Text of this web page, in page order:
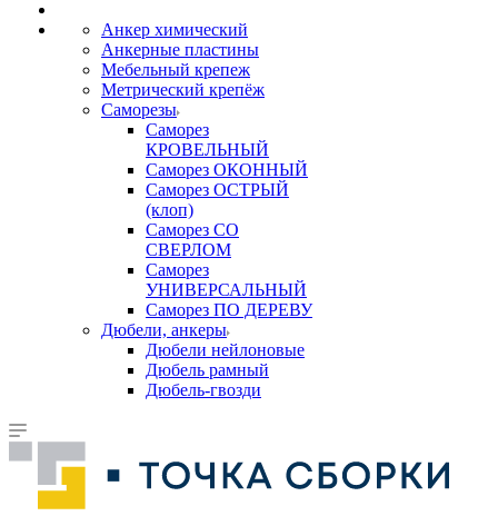
Анкер химический
Анкерные пластины
Мебельный крепеж
Метрический крепёж
Саморезы
Саморез
КРОВЕЛЬНЫЙ
Саморез ОКОННЫЙ
Саморез ОСТРЫЙ
(клоп)
Саморез СО
СВЕРЛОМ
Саморез
УНИВЕРСАЛЬНЫЙ
Саморез ПО ДЕРЕВУ
Дюбели, анкеры
Дюбели нейлоновые
Дюбель рамный
Дюбель-гвозди